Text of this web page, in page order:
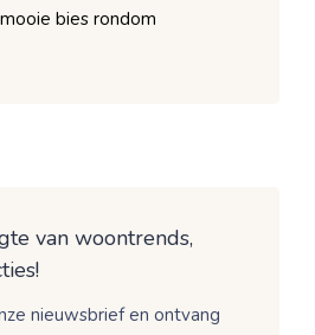
bies rondom
van woontrends,
nieuwsbrief en ontvang